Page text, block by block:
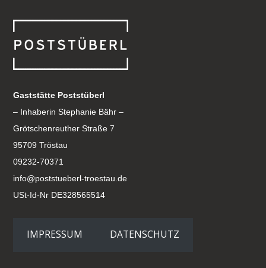
Gaststätte Poststüberl
– Inhaberin Stephanie Bähr –
Grötschenreuther Straße 7
95709 Tröstau
09232-70371
info@poststueberl-troestau.de
USt-Id-Nr DE328565514
IMPRESSUM DATENSCHUTZ